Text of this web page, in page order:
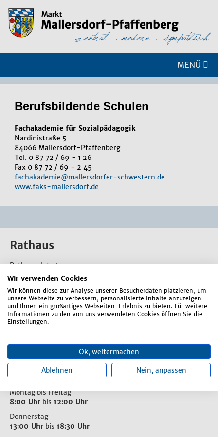
Wir verwenden Cookies
Wir können diese zur Analyse unserer Besucherdaten platzieren, um
unsere Webseite zu verbessern, personalisierte Inhalte anzuzeigen
und Ihnen ein großartiges Webseiten-Erlebnis zu bieten. Für weitere
Informationen zu den von uns verwendeten Cookies öffnen Sie die
Einstellungen.
Ok, weitermachen
Ablehnen Nein, anpassen
MENÜ
Be­rufs­bil­den­de Schu­len
Fachakademie für Sozialpädagogik
Nardinistraße 5
84066 Mallersdorf-Pfaffenberg
Tel. 0 87 72 / 69 - 1 26
Fax 0 87 72 / 69 - 2 45
fachakademie@mallersdorfer-schwestern.de
www.faks-mallersdorf.de
Rathaus
Rathausplatz 1
84066 Mallersdorf-Pfaffenberg
Telefon:08772 807-0
E-Mail:markt-mallersdorf-pfaffenberg@mal-pfa.de
Öffnungszeiten
Montag bis Freitag
8:00 Uhr bis 12:00 Uhr
Donnerstag
13:00 Uhr bis 18:30 Uhr